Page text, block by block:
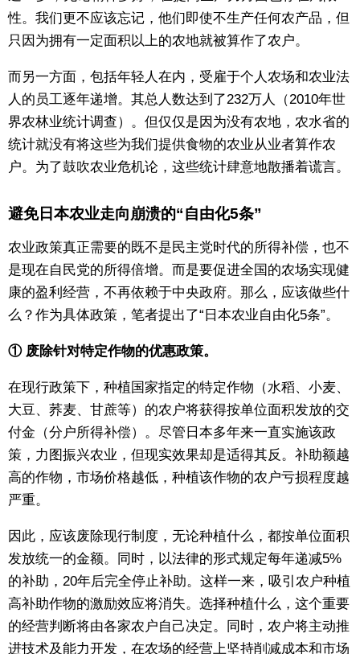
性。我们更不应该忘记，他们即使不生产任何农产品，但
只因为拥有一定面积以上的农地就被算作了农户。
而另一方面，包括年轻人在内，受雇于个人农场和农业法
人的员工逐年递增。其总人数达到了232万人（2010年世
界农林业统计调查）。但仅仅是因为没有农地，农水省的
统计就没有将这些为我们提供食物的农业从业者算作农
户。为了鼓吹农业危机论，这些统计肆意地散播着谎言。
避免日本农业走向崩溃的“自由化5条”
农业政策真正需要的既不是民主党时代的所得补偿，也不
是现在自民党的所得倍增。而是要促进全国的农场实现健
康的盈利经营，不再依赖于中央政府。那么，应该做些什
么？作为具体政策，笔者提出了“日本农业自由化5条”。
① 废除针对特定作物的优惠政策。
在现行政策下，种植国家指定的特定作物（水稻、小麦、
大豆、荞麦、甘蔗等）的农户将获得按单位面积发放的交
付金（分户所得补偿）。尽管日本多年来一直实施该政
策，力图振兴农业，但现实效果却是适得其反。补助额越
高的作物，市场价格越低，种植该作物的农户亏损程度越
严重。
因此，应该废除现行制度，无论种植什么，都按单位面积
发放统一的金额。同时，以法律的形式规定每年递减5%
的补助，20年后完全停止补助。这样一来，吸引农户种植
高补助作物的激励效应将消失。选择种植什么，这个重要
的经营判断将由各家农户自己决定。同时，农户将主动推
进技术及能力开发，在农场的经营上坚持削减成本和市场